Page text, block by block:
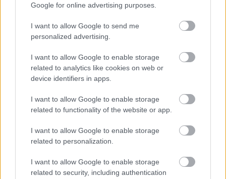
Google for online advertising purposes.
I want to allow Google to send me
personalized advertising.
I want to allow Google to enable storage
related to analytics like cookies on web or
device identifiers in apps.
I want to allow Google to enable storage
related to functionality of the website or app.
I want to allow Google to enable storage
related to personalization.
I want to allow Google to enable storage
related to security, including authentication
Újranyitott a Dunapark Kávéház!
• 2026. július 25.
AZ ÚJRANYITÁS
A Dunapark Kávéház, a Pozsonyi út ikonikus